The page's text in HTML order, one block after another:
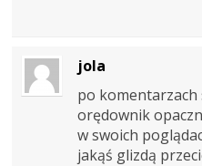
jola
po komentarzach
orędownik
w swoich
jakąś glizdą